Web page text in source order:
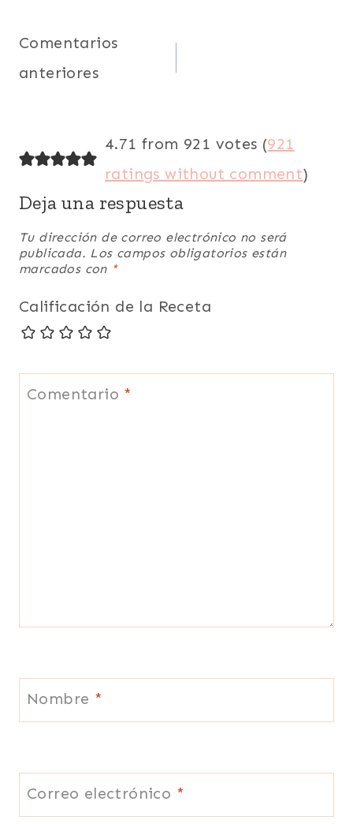
Navegación
de
Comentarios
anteriores
4.71 from 921 votes (921
ratings without comment)
Deja una respuesta
Tu dirección de correo electrónico no será
publicada. Los campos obligatorios están
marcados con *
Calificación de la Receta
Comentario *
Nombre *
Correo electrónico *